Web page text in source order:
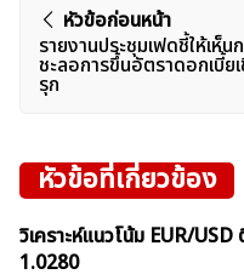
แนะแนว
เรื่อง
หัวข้อก่อนหน้า
รายงานประชุมเฟดชี้ให้เห็น
ชะลอการขึ้นอัตราดอกเบี้ย
รุก
หัวข้อที่เกี่ยวข้อง
วิเคราะห์แนวโน้ม EUR/
1.0280